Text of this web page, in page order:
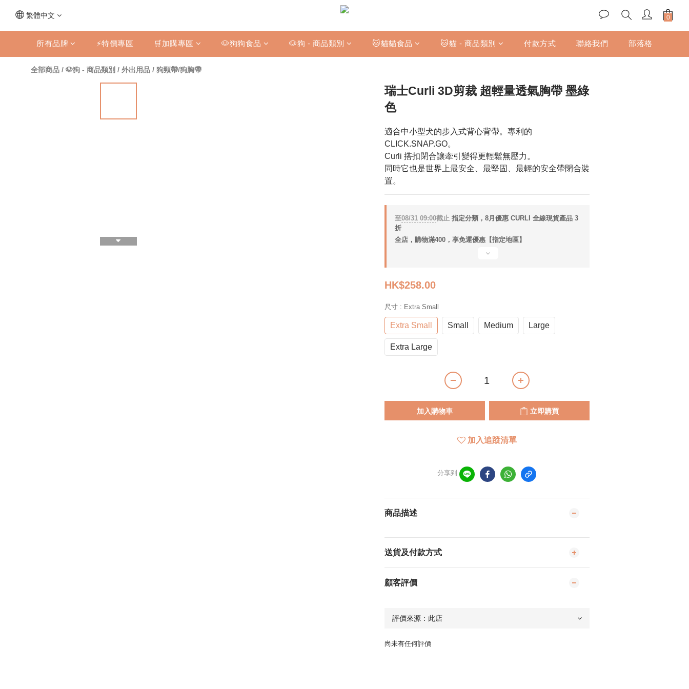
繁體中文
所有品牌 ⚡特價專區 🛒加購專區 🐶狗狗食品 🐶狗 - 商品類別 🐱貓貓食品 🐱貓 - 商品類別 付款方式 聯絡我們 部落格
全部商品 / 🐶狗 - 商品類別 / 外出用品 / 狗頸帶/狗胸帶
瑞士Curli 3D剪裁 超輕量透氣胸帶 墨綠
色
適合中小型犬的步入式背心背帶。專利的
CLICK.SNAP.GO。
Curli 搭扣閉合讓牽引變得更輕鬆無壓力。
同時它也是世界上最安全、最堅固、最輕的安全帶閉合裝
置。
至08/31 09:00截止指定分類，8月優惠 CURLI 全線現貨產品 3
折
全店，購物滿400，享免運優惠【指定地區】
HK$258.00
尺寸 : Extra Small
Extra Small Small Medium Large
Extra Large
加入購物車 立即購買
加入追蹤清單
分享到
商品描述
送貨及付款方式
顧客評價
尚未有任何評價
立即購買